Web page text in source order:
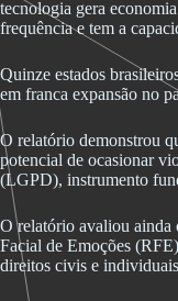
tecnologia gera
frequência e tem a
Quinze estados
em franca expansão no
O relatório demonstrou
potencial de ocasionar
(LGPD), instrumento
O relatório avaliou ainda
Facial de Emoções
direitos civis e